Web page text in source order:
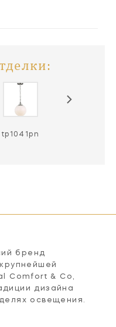
tp1041pn
бренд
Comfort & Co,
дизайна
освещения.